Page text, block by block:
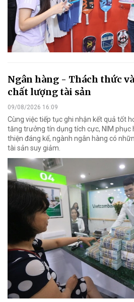
Ngân hàng - Thách thức
chất lượng tài sản
09/08/2026 16:09
Cùng việc tiếp tục ghi nhận kết quả tốt
tăng trưởng tín dụng tích cực, NIM phục
thiện đáng kể, ngành ngân hàng có
tài sản suy giảm.